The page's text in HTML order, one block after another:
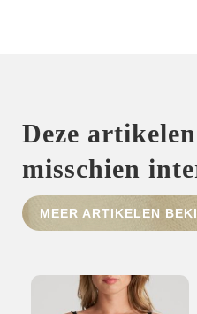
Deze
misschien
MEER ARTIKELEN